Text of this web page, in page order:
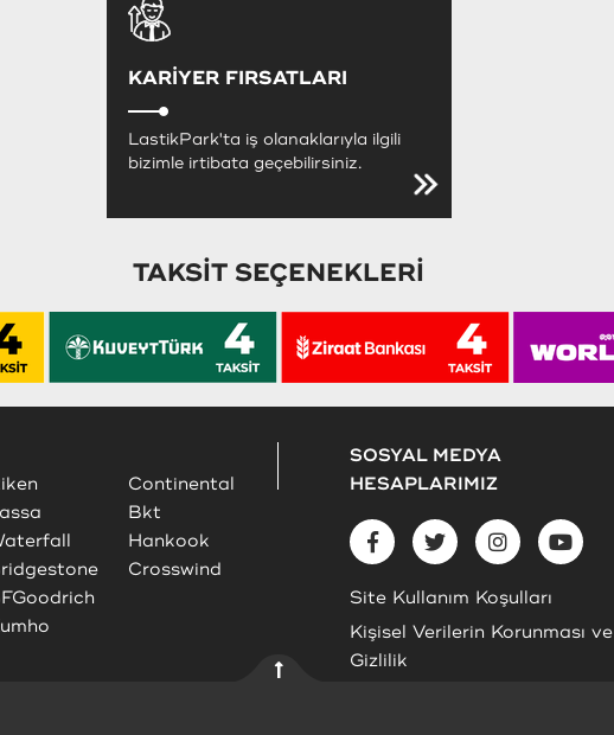
KARİYER FIRSATLARI
LastikPark'ta iş olanaklarıyla ilgili
bizimle irtibata geçebilirsiniz.
TAKSİT SEÇENEKLERİ
Continental
Bkt
Hankook
Crosswind
SOSYAL MEDYA
HESAPLARIMIZ
Site Kullanım Koşulları
Kişisel Verilerin Korunması ve
Gizlilik